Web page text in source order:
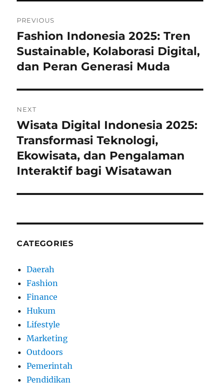
navigation
PREVIOUS
Previous
post:
Fashion Indonesia 2025: Tren
Sustainable, Kolaborasi Digital,
dan Peran Generasi Muda
NEXT
Next
post:
Wisata Digital Indonesia 2025:
Transformasi Teknologi,
Ekowisata, dan Pengalaman
Interaktif bagi Wisatawan
CATEGORIES
Daerah
Fashion
Finance
Hukum
Lifestyle
Marketing
Outdoors
Pemerintah
Pendidikan